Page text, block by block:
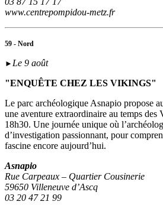
www.centrepompidou-metz.fr
59 - Nord
► Le 9 août
"ENQUÊTE CHEZ LES VIKINGS"
Le parc archéologique Asnapio propose
une aventure extraordinaire au temps
18h30. Une journée unique où
d’investigation passionnant, pour
fascine encore aujourd’hui.
Asnapio
Rue Carpeaux – Quartier Cousinerie
59650 Villeneuve d’Ascq
03 20 47 21 99